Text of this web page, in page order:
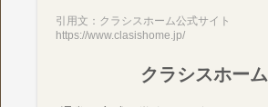
引用文：クラシスホーム公式サイト
https://www.clasishome.jp/
クラシスホーム